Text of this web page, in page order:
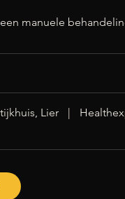
een manuele
Lier |